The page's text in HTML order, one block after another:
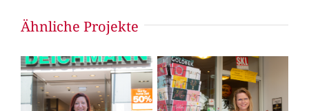
Ähnliche Projekte